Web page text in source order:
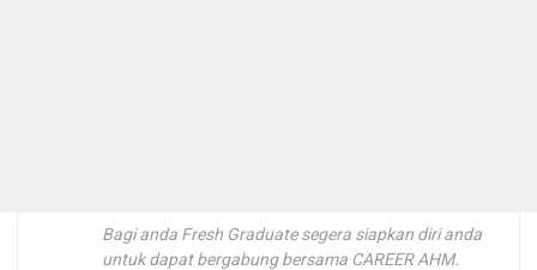
Bagi anda Fresh Graduate segera siapkan diri anda
untuk dapat bergabung bersama CAREER AHM.